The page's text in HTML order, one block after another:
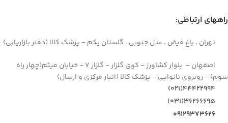
راههای ارتباطی:
تهران ، باغ فیض ، عدل جنوبی ، گلستان یکم - پزشک کالا (دفتر بازاریابی)
اصفهان – بلوار کشاورز - کوی گلزار - گلزار 7 - خیابان میثم(چهار راه
سوم) - روبروی نانوایی - پزشک کالا (انبار مرکزی و ارسال)
44422994(021)
۳۶۲۶۶۶۹۵(۰۳۱)
۰۹۱۲۹۳۷۳۶۲۶